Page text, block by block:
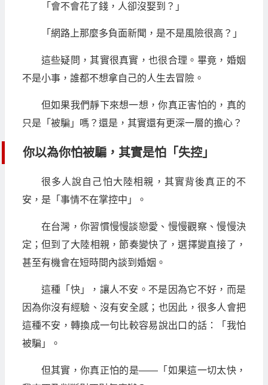
「會不會花了錢，人卻沒娶到？」
「網路上那麼多負面新聞，是不是風險很高？」
這些疑問，其實很真實，也很合理。畢竟，婚姻
不是小事，誰都不想拿自己的人生去冒險。
但如果我們靜下來想一想，你真正害怕的，真的
只是「被騙」嗎？還是，其實還有更深一層的擔心？
你以為你怕被騙，其實是怕「失控」
很多人說自己怕大陸相親，其實背後真正的不
安，是「事情不在掌控中」。
在台灣，你習慣慢慢談戀愛、慢慢觀察、慢慢決
定；但到了大陸相親，節奏變快了，選擇變直接了，
甚至有機會在短時間內談到婚姻。
這種「快」，讓人不安。不是因為它不好，而是
因為你沒有經驗、沒有安全感；也因此，很多人會把
這種不安，轉換成一句比較容易說出口的話：「我怕
被騙」。
但其實，你真正怕的是——「如果這一切太快，